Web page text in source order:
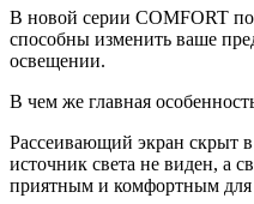
В новой серии COMFORT
способны изменить ваше
освещении.
В чем же главная
Рассеивающий экран скрыт
источник света не виден, а
приятным и комфортным для